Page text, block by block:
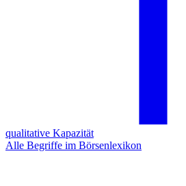
qualitative Kapazität
Alle Begriffe im Börsenlexikon